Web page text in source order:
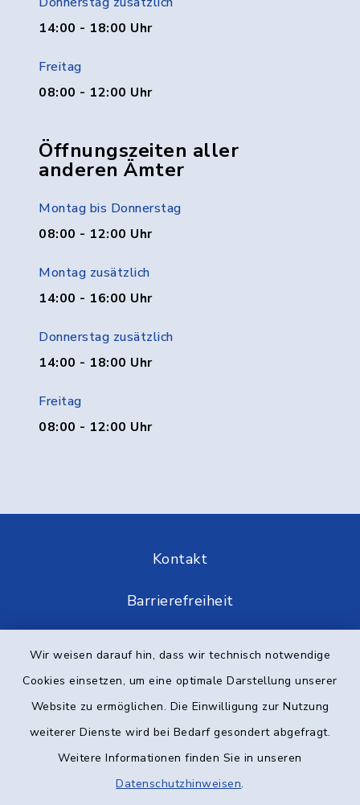
Wir weisen darauf hin, dass wir technisch notwendige
Cookies einsetzen, um eine optimale Darstellung unserer
Website zu ermöglichen. Die Einwilligung zur Nutzung
weiterer Dienste wird bei Bedarf gesondert abgefragt.
Weitere Informationen finden Sie in unseren
Datenschutzhinweisen.
14:00 - 18:00 Uhr
Freitag
08:00 - 12:00 Uhr
Öffnungszeiten aller
anderen Ämter
Montag bis Donnerstag
08:00 - 12:00 Uhr
Montag zusätzlich
14:00 - 16:00 Uhr
Donnerstag zusätzlich
14:00 - 18:00 Uhr
Freitag
08:00 - 12:00 Uhr
Kontakt
Barrierefreiheit
Impressum
Elektronische Kommunikation
Sitemap